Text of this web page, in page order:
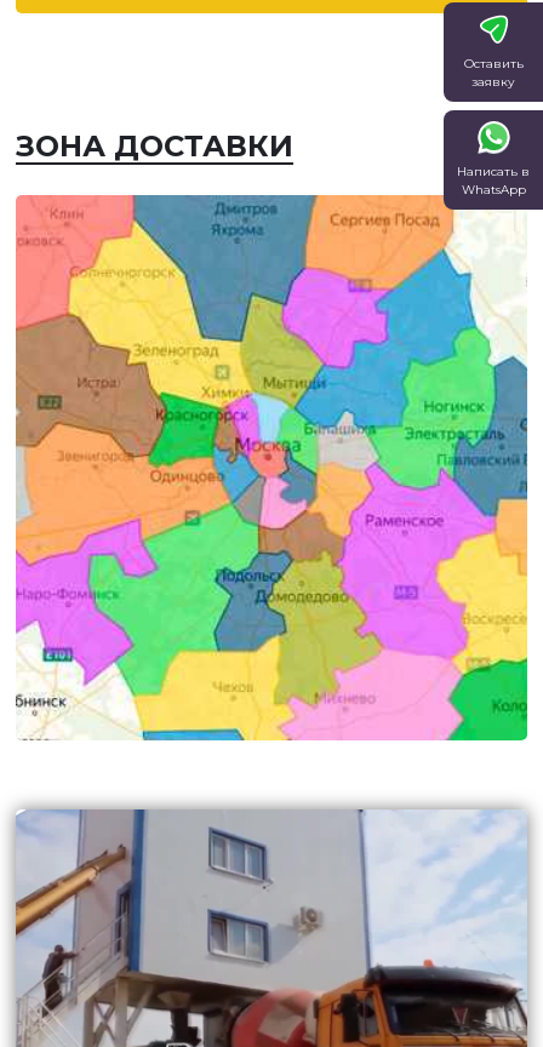
ЗОНА ДОСТАВКИ
Оставить
заявку
Написать в
WhatsApp